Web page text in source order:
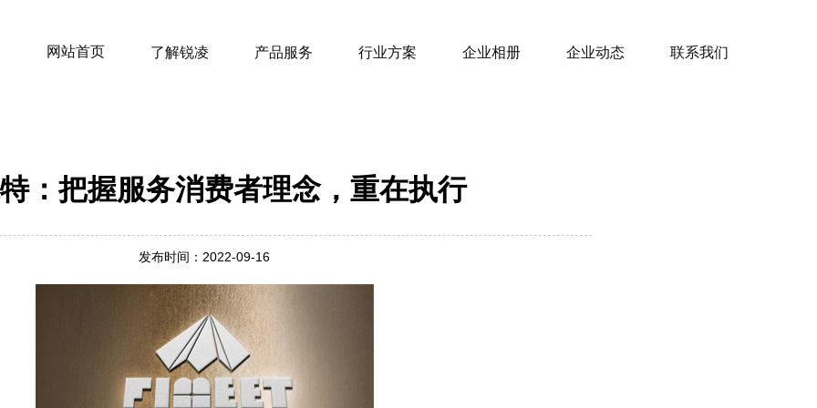
网站首页 了解锐凌 产品服务 行业方案 企业相册 企业动态 联系我们
：把握服务消费者理念，重在执行
发布时间：2022-09-16